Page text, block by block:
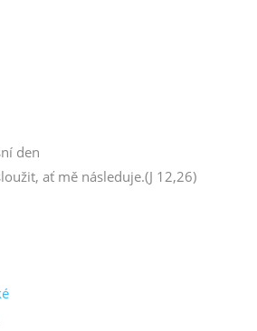
den
ať mě následuje.(J 12,26)